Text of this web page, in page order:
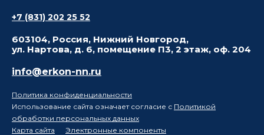
+7 (831) 202 25 52
603104, Россия, Нижний Новгород,
ул. Нартова, д. 6, помещение П3, 2 этаж, оф. 204
info@erkon-nn.ru
Политика конфиденциальности
Использование сайта означает согласие с Политикой
обработки персональных данных
Карта сайта
Электронные компоненты